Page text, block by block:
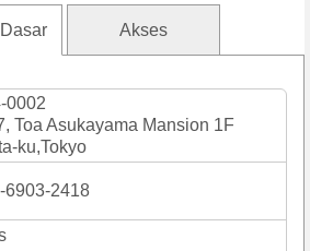
Akses
0002
Toa Asukayama Mansion 1F
ku,Tokyo
6903-2418